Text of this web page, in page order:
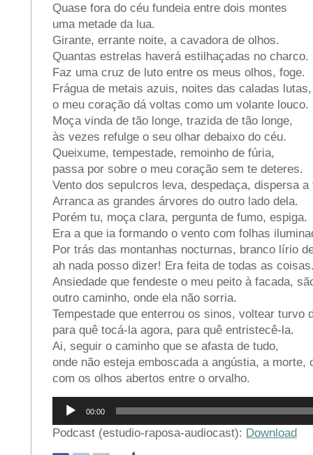
Quase fora do céu fundeia entre dois montes
uma metade da lua.
Girante, errante noite, a cavadora de olhos.
Quantas estrelas haverá estilhaçadas no charco.
Faz uma cruz de luto entre os meus olhos, foge.
Frágua de metais azuis, noites das caladas lutas,
o meu coração dá voltas como um volante louco.
Moça vinda de tão longe, trazida de tão longe,
às vezes refulge o seu olhar debaixo do céu.
Queixume, tempestade, remoinho de fúria,
passa por sobre o meu coração sem te deteres.
Vento dos sepulcros leva, despedaça, dispersa
Arranca as grandes árvores do outro lado dela.
Porém tu, moça clara, pergunta de fumo, espiga.
Era a que ia formando o vento com folhas
Por trás das montanhas nocturnas, branco lírio
ah nada posso dizer! Era feita de todas as
Ansiedade que fendeste o meu peito à facada,
outro caminho, onde ela não sorria.
Tempestade que enterrou os sinos, voltear turvo
para quê tocá-la agora, para quê entristecê-la.
Ai, seguir o caminho que se afasta de tudo,
onde não esteja emboscada a angústia, a morte,
com os olhos abertos entre o orvalho.
Reprodutor
áudio
00:00
Podcast (estudio-raposa-audiocast): Download